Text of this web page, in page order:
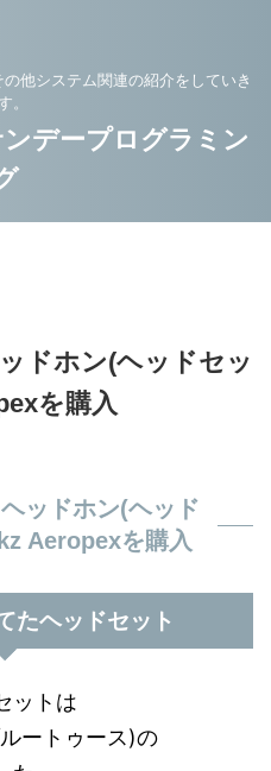
他システム関連の紹介をしていき
。
デープログラミン
ドホン(ヘッドセッ
を購入
ッドホン(ヘッド
Aeropexを購入
たヘッドセット
ットは
ートゥース)の